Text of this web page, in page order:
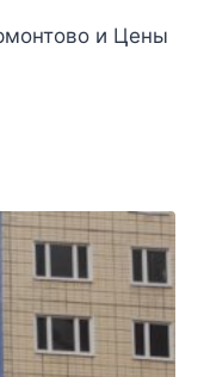
и Цены